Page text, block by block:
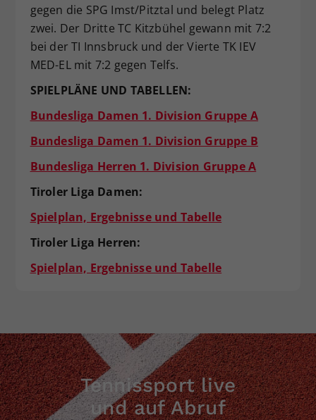
gegen die SPG Imst/Pitztal und belegt Platz
zwei. Der Dritte TC Kitzbühel gewann mit 7:2
bei der TI Innsbruck und der Vierte TK IEV
MED-EL mit 7:2 gegen Telfs.
SPIELPLÄNE UND TABELLEN:
Bundesliga Damen 1. Division Gruppe A
Bundesliga Damen 1. Division Gruppe B
Bundesliga Herren 1. Division Gruppe A
Tiroler Liga Damen:
Spielplan, Ergebnisse und Tabelle
Tiroler Liga Herren:
Spielplan, Ergebnisse und Tabelle
Tennissport live
und auf Abruf